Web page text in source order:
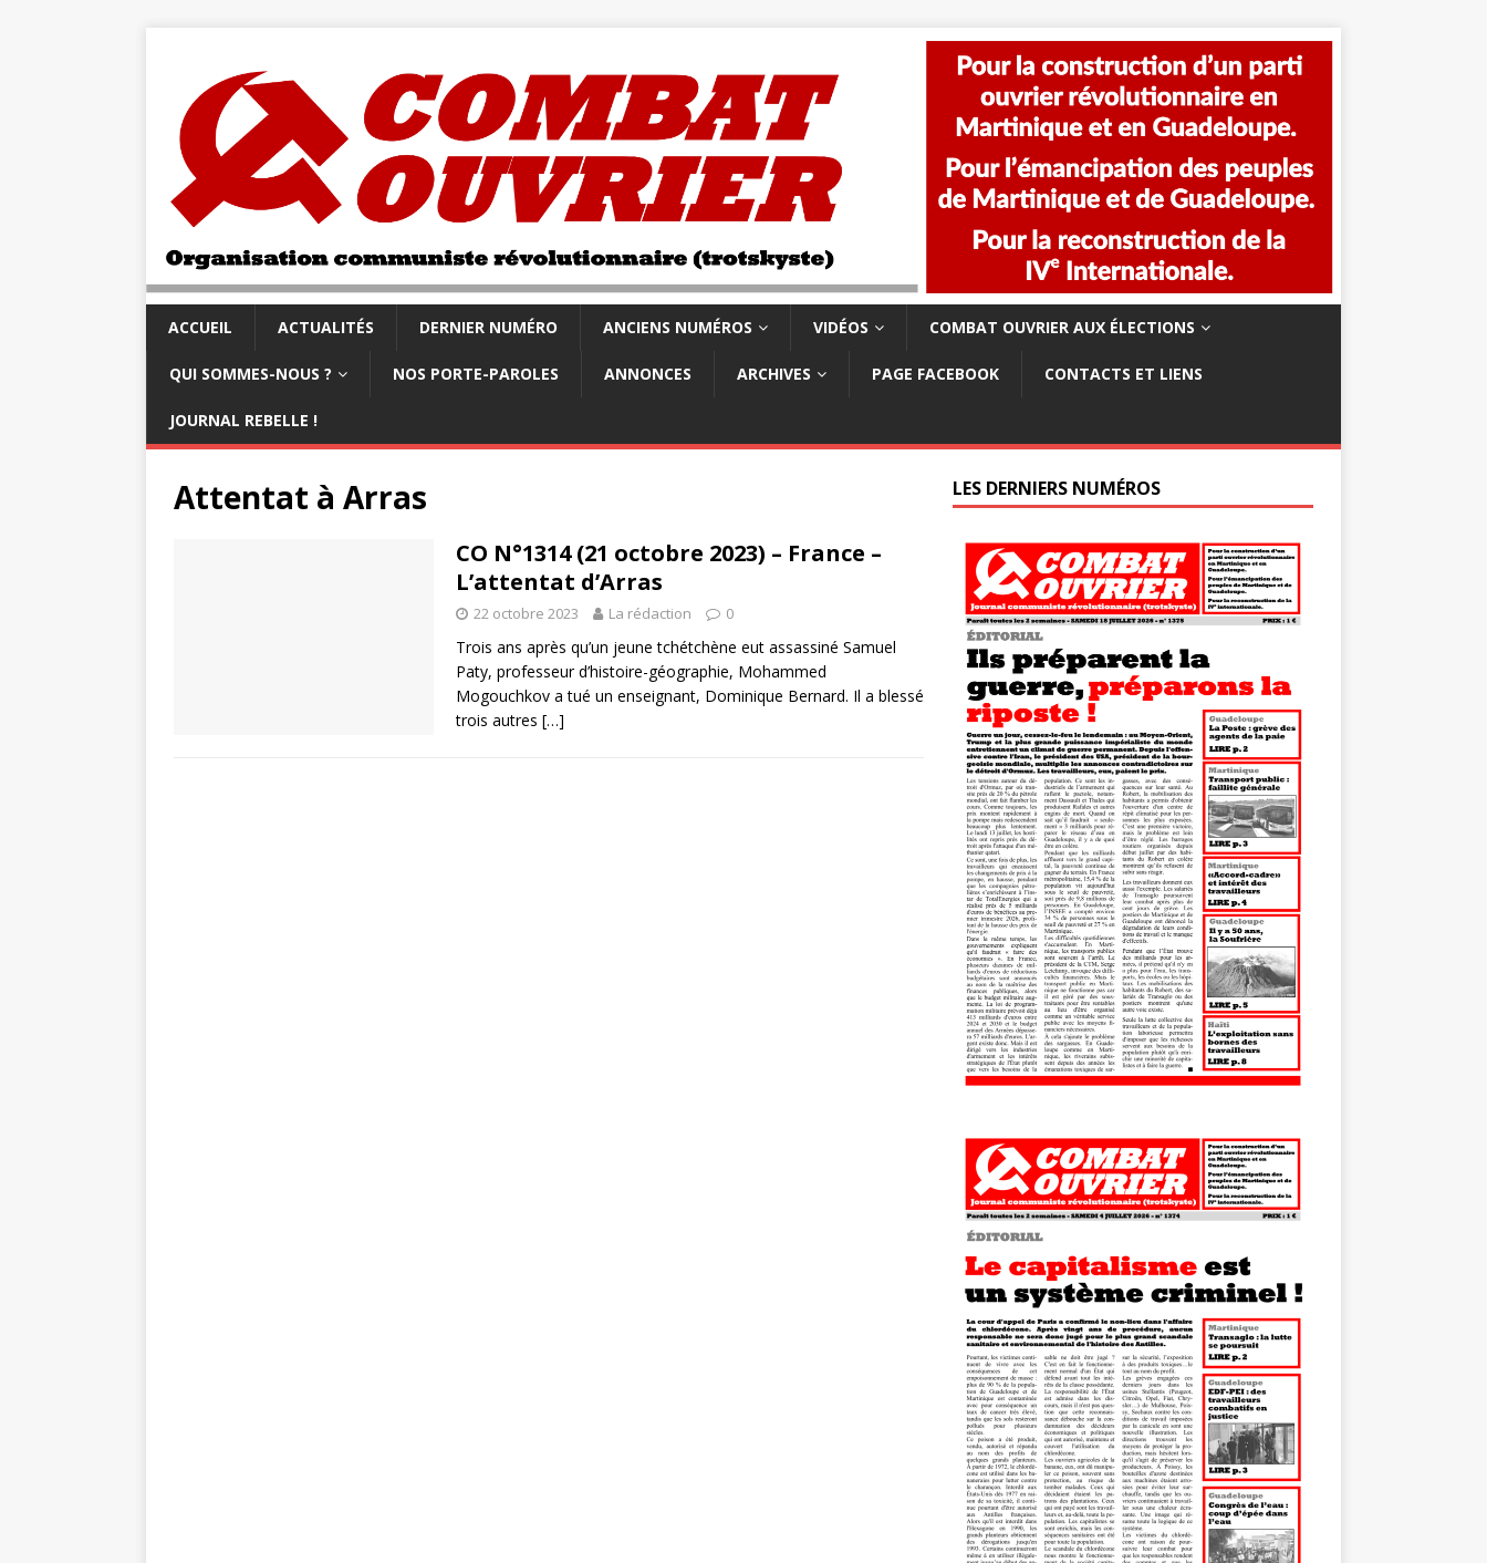
ACCUEIL ACTUALITÉS DERNIER NUMÉRO ANCIENS NUMÉROS VIDÉOS COMBAT OUVRIER AUX ÉLECTIONS
QUI SOMMES-NOUS ? NOS PORTE-PAROLES ANNONCES ARCHIVES PAGE FACEBOOK CONTACTS ET LIENS
JOURNAL REBELLE !
Attentat à Arras
CO N°1314 (21 octobre 2023) – France –
L’attentat d’Arras
22 octobre 2023 La rédaction 0
Trois ans après qu’un jeune tchétchène eut assassiné Samuel
Paty, professeur d’histoire-géographie, Mohammed
Mogouchkov a tué un enseignant, Dominique Bernard. Il a blessé
trois autres […]
LES DERNIERS NUMÉROS